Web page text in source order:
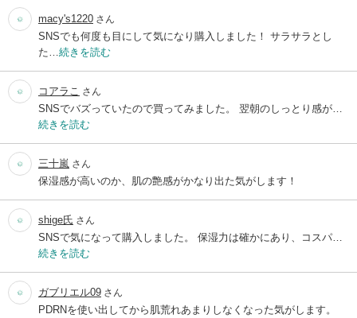
macy's1220 さん
SNSでも何度も目にして気になり購入しました！ サラサラとし
た… 続きを読む
コアラこ さん
SNSでバズっていたので買ってみました。 翌朝のしっとり感が…
続きを読む
三十嵐 さん
保湿感が高いのか、肌の艶感がかなり出た気がします！
shige氏 さん
SNSで気になって購入しました。 保湿力は確かにあり、コスパ…
続きを読む
ガブリエル09 さん
PDRNを使い出してから肌荒れあまりしなくなった気がします。